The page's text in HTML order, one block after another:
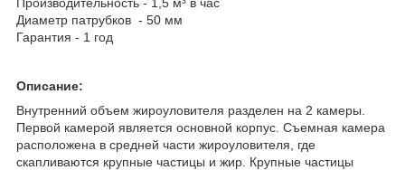
Диаметр патрубков - 50 мм
Гарантия - 1 год
Описание:
Внутренний объем жироуловителя разделен на 2 камеры.
Первой камерой является основной корпус. Съемная камера
расположена в средней части жироуловителя, где
скапливаются крупные частицы и жир. Крупные частицы